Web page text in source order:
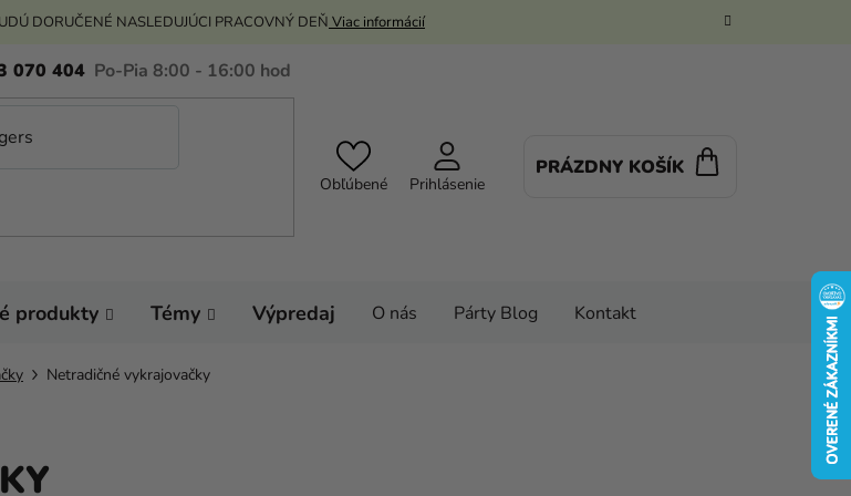
DORUČENÉ NASLEDUJÚCI PRACOVNÝ DEŇ Viac informácií
070 404
Obľúbené Prihlásenie
PRÁZDNY KOŠÍK
produkty Témy Výpredaj O nás Párty Blog Kontakt
Netradičné vykrajovačky